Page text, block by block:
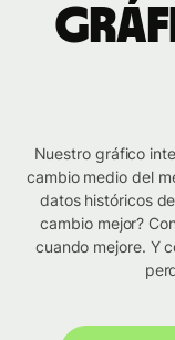
Nuestro gráfico
cambio medio del
datos históricos
cambio mejor?
cuando mejore. Y